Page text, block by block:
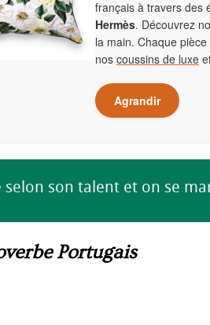
français à travers des
Hermès. Découvrez
la main. Chaque
nos coussins de luxe
Agrandir
selon son talent et on se
Portugais